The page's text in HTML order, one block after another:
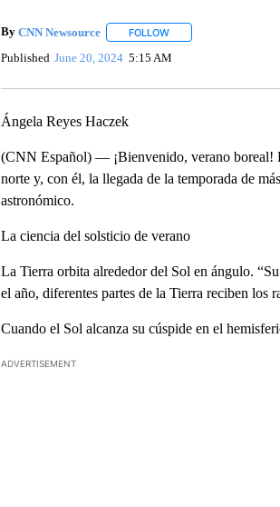
By CNN Newsource FOLLOWFOLLOW "" TO
Published June 20, 2024 5:15 AM
Ángela Reyes Haczek
(CNN Español) — ¡Bienvenido, verano boreal!
norte y, con él, la llegada de la temporada de
astronómico.
La ciencia del solsticio de verano
La Tierra orbita alrededor del Sol en ángulo.
el año, diferentes partes de la Tierra reciben
Cuando el Sol alcanza su cúspide en el
ADVERTISEMENT